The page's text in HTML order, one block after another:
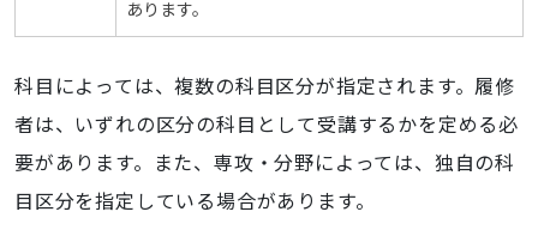
あります。
科目によっては、複数の科目区分が指定されます。履修
者は、いずれの区分の科目として受講するかを定める必
要があります。また、専攻・分野によっては、独自の科
目区分を指定している場合があります。